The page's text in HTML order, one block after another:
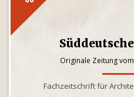
Originale Zeitung
Fachzeitschrift für